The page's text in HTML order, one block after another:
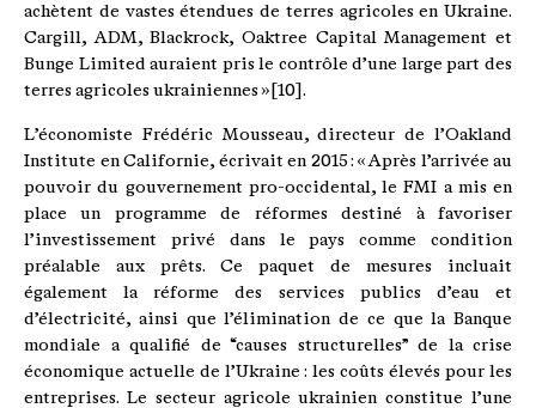
achètent de vastes étendues de terres agricoles en Ukraine.
Cargill, ADM, Blackrock, Oaktree Capital Management et
Bunge Limited auraient pris le contrôle d’une large part des
terres agricoles ukrainiennes »[10].
L’économiste Frédéric Mousseau, directeur de l’Oakland
Institute en Californie, écrivait en 2015 : « Après l’arrivée au
pouvoir du gouvernement pro-occidental, le FMI a mis en
place un programme de réformes destiné à favoriser
l’investissement privé dans le pays comme condition
préalable aux prêts. Ce paquet de mesures incluait
également la réforme des services publics d’eau et
d’électricité, ainsi que l’élimination de ce que la Banque
mondiale a qualifié de “causes structurelles” de la crise
économique actuelle de l’Ukraine : les coûts élevés pour les
entreprises. Le secteur agricole ukrainien constitue l’une